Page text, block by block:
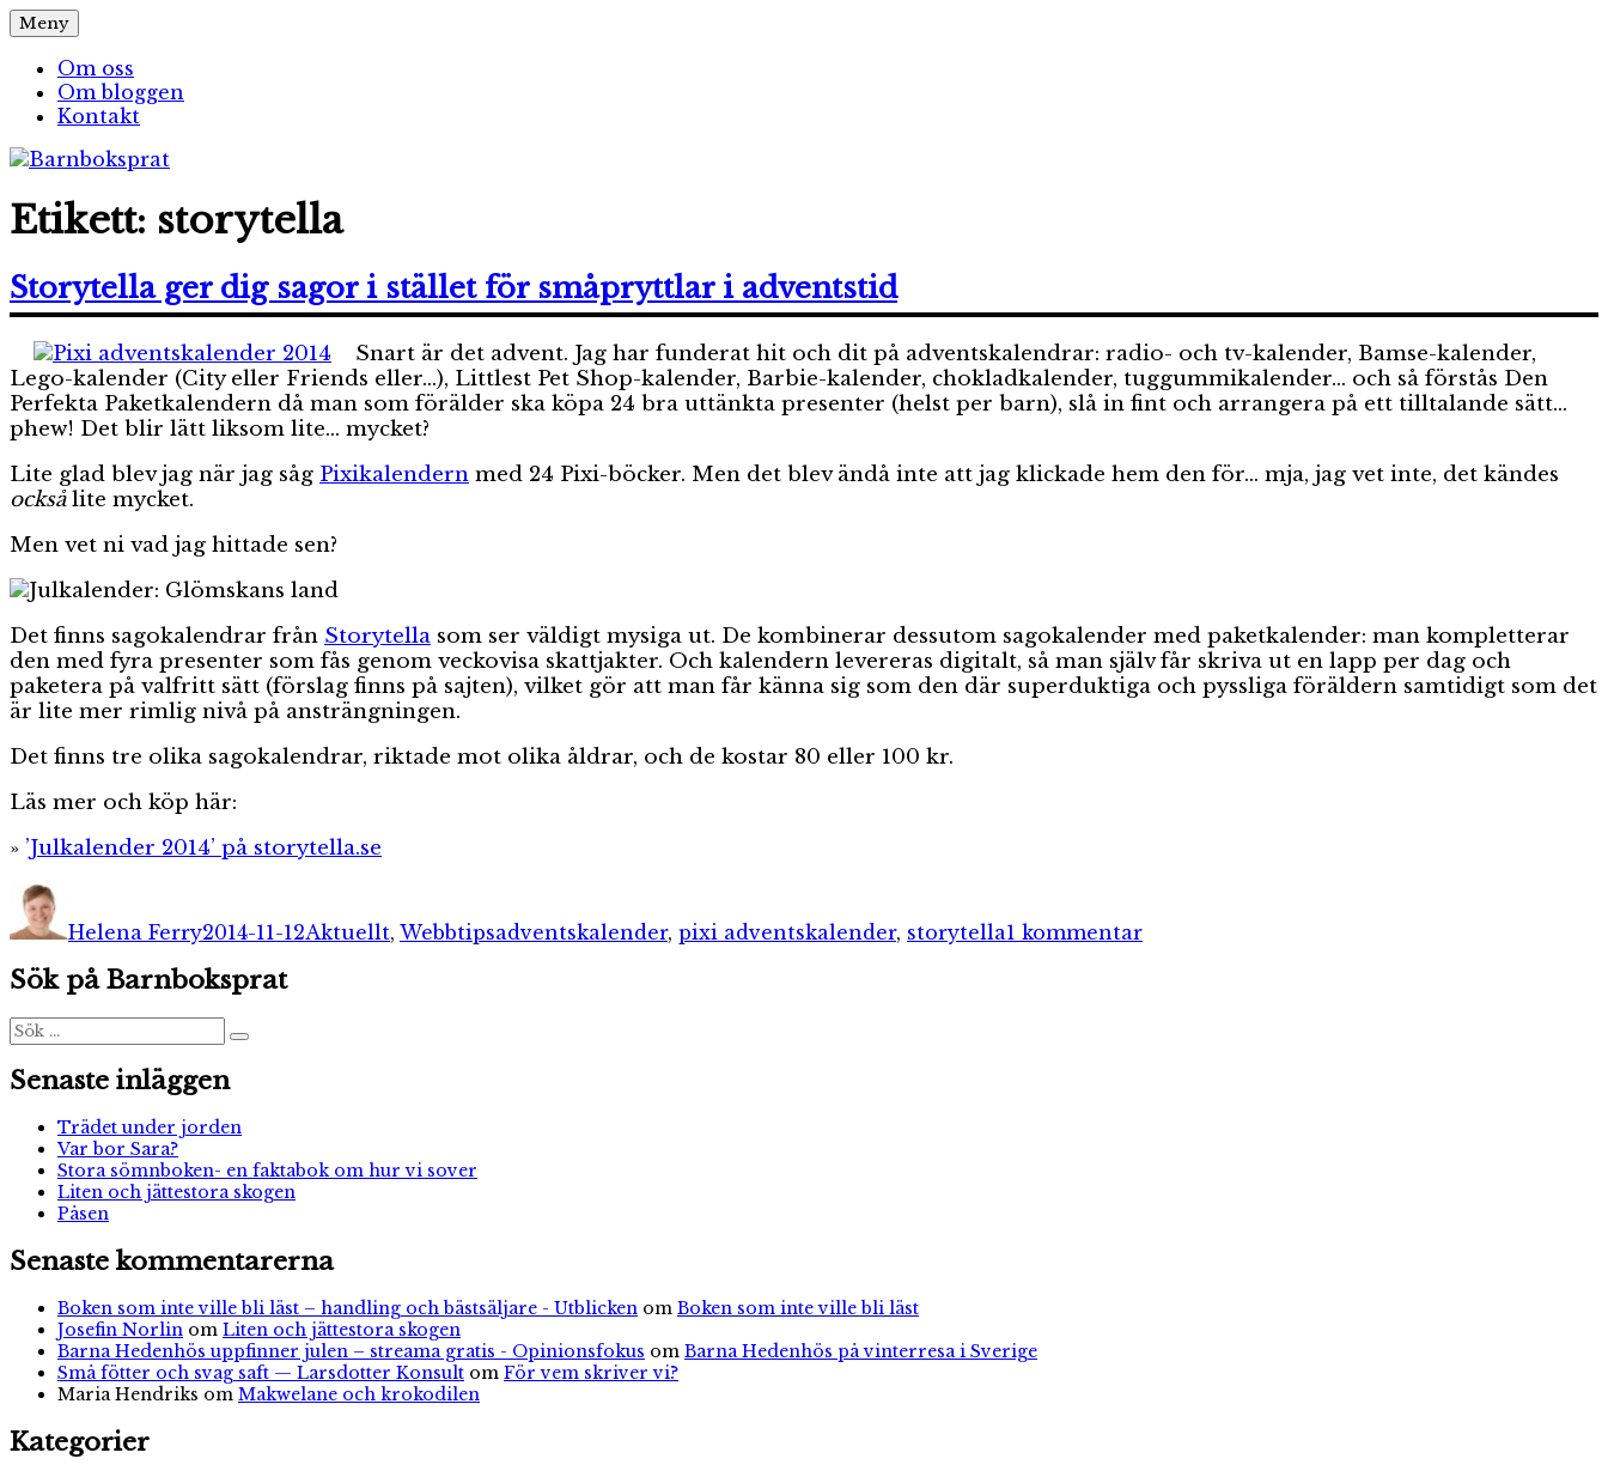
Hoppa
till
innehåll
Barnboksprat
– en blogg om barnböcker
Meny
Om oss
Om bloggen
Kontakt
Etikett: storytella
Storytella ger dig sagor i stället för småpryttlar i adventstid
Snart är det advent. Jag har funderat hit och dit på adventskalendrar: radio- och tv-kalender, Bamse-kalender,
Lego-kalender (City eller Friends eller…), Littlest Pet Shop-kalender, Barbie-kalender, chokladkalender, tuggummikalender… och så förstås Den
Perfekta Paketkalendern då man som förälder ska köpa 24 bra uttänkta presenter (helst per barn), slå in fint och arrangera på ett tilltalande sätt…
phew! Det blir lätt liksom lite… mycket?
Lite glad blev jag när jag såg Pixikalendern med 24 Pixi-böcker. Men det blev ändå inte att jag klickade hem den för… mja, jag vet inte, det kändes
ocksålite mycket.
Men vet ni vad jag hittade sen?
Det finns sagokalendrar från Storytella som ser väldigt mysiga ut. De kombinerar dessutom sagokalender med paketkalender: man kompletterar
den med fyra presenter som fås genom veckovisa skattjakter. Och kalendern levereras digitalt, så man själv får skriva ut en lapp per dag och
paketera på valfritt sätt (förslag finns på sajten), vilket gör att man får känna sig som den där superduktiga och pyssliga föräldern samtidigt som det
är lite mer rimlig nivå på ansträngningen.
Det finns tre olika sagokalendrar, riktade mot olika åldrar, och de kostar 80 eller 100 kr.
Läs mer och köp här:
» ’Julkalender 2014’ på storytella.se
Helena Ferry2014-11-12Aktuellt, Webbtipsadventskalender, pixi adventskalender, storytella1 kommentarger
Sök på Barnboksprat
Sök
efter:
Sök
Senaste inläggen
Trädet under jorden
Var bor Sara?
Stora sömnboken- en faktabok om hur vi sover
Liten och jättestora skogen
Påsen
Senaste kommentarerna
Boken som inte ville bli läst – handling och bästsäljare - Utblicken om Boken som inte ville bli läst
Josefin Norlin om Liten och jättestora skogen
Barna Hedenhös uppfinner julen – streama gratis - Opinionsfokus om Barna Hedenhös på vinterresa i Sverige
Små fötter och svag saft — Larsdotter Konsult om För vem skriver vi?
Maria Hendriks om Makwelane och krokodilen
Kategorier